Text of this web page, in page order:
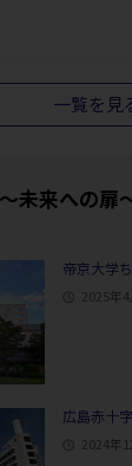
一覧を見
未来への扉
帝京大学
2025年
広島赤十
2024年